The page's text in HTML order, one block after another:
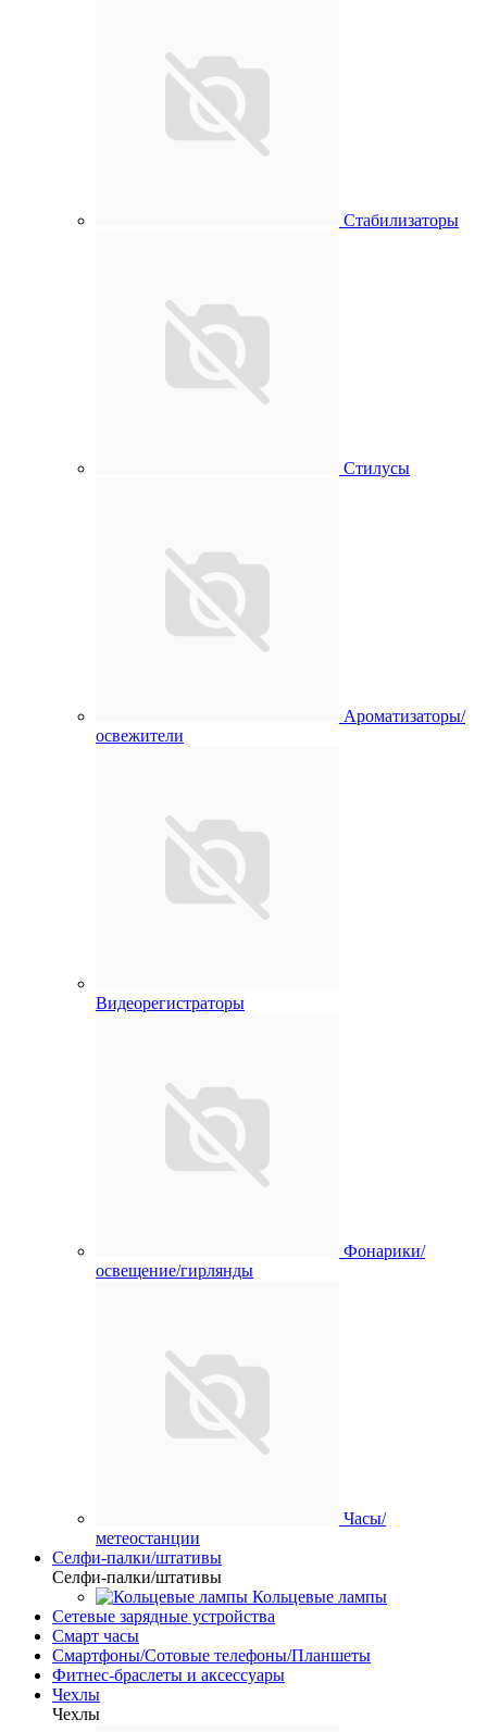
Стабилизаторы
Стилусы
Ароматизаторы/
освежители
Видеорегистраторы
Фонарики/
освещение/гирлянды
Часы/
метеостанции
Селфи-палки/штативы
Селфи-палки/штативы
Кольцевые лампы
Сетевые зарядные устройства
Смарт часы
Смартфоны/Сотовые телефоны/Планшеты
Фитнес-браслеты и аксессуары
Чехлы
Чехлы